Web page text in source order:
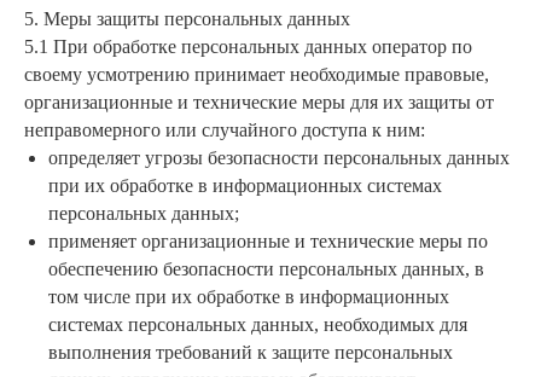
5. Меры защиты персональных данных
5.1 При обработке персональных данных оператор по
своему усмотрению принимает необходимые правовые,
организационные и технические меры для их защиты от
неправомерного или случайного доступа к ним:
определяет угрозы безопасности персональных данных
при их обработке в информационных системах
персональных данных;
применяет организационные и технические меры по
обеспечению безопасности персональных данных, в
том числе при их обработке в информационных
системах персональных данных, необходимых для
выполнения требований к защите персональных